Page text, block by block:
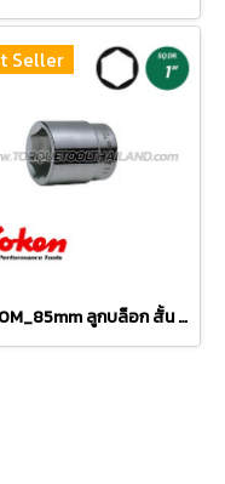
Seller
8400M_85mm ลูกบล็อก สั้น 6P (SQ.DR 1") Hand Sockets